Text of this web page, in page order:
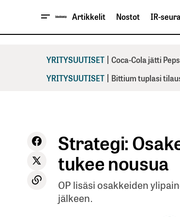
Artikkelit Nostot IR-
YRITYSUUTISET | Coca-Cola jätti
YRITYSUUTISET | Bittium tuplasi
Strategi:
tukee nousua
OP lisäsi osakkeiden
jälkeen.